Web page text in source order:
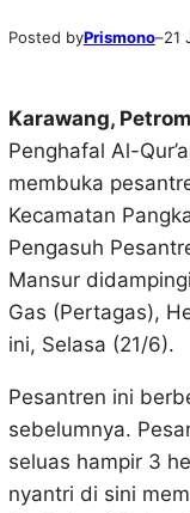
Posted byPrismono–21
Karawang,
Penghafal Al-
membuka
Kecamatan
Pengasuh
Mansur
Gas (Pertagas),
ini, Selasa (21/6).
Pesantren ini
sebelumnya.
seluas hampir 3
nyantri di sini